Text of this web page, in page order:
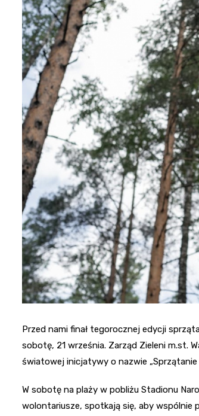
Przed nami finał tegorocznej edycji
sobotę, 21 września. Zarząd Zieleni m.st.
światowej inicjatywy o nazwie „Sprzątanie
W sobotę na plaży w pobliżu Stadionu
wolontariusze, spotkają się, aby wspólnie